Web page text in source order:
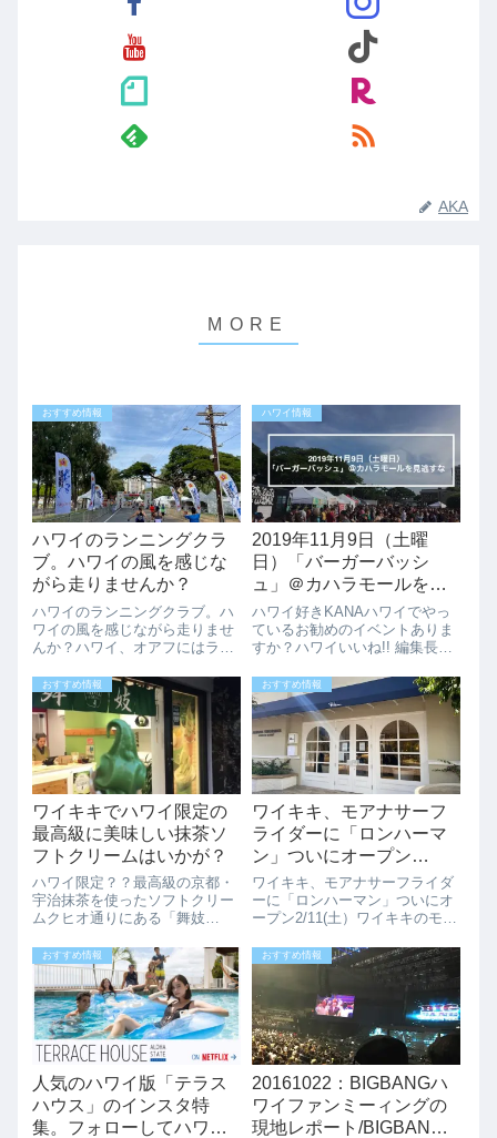
AKA
おすすめ情報
ハワイのランニングクラ
ブ。ハワイの風を感じな
がら走りませんか？
ハワイのランニングクラブ。ハ
ワイの風を感じながら走りませ
んか？ハワイ、オアフにはラン
す。ハワイのランナーと一緒に
ハワイを走ることができます。
今回はホノルルマラソンに向け
たランニングクリニックの
Honolulu M...
ハワイ情報
2019年11月9日（土曜
日）「バーガーバッシ
ュ」＠カハラモールを見
逃すな
ハワイ好きKANAハワイでやっ
ているお勧めのイベントありま
すか？ハワイいいね!! 編集長
ルで、ハンバーガーのイベント
やってますよ。ローカルが多く
集まるイベントになりそうなの
で是非チェックしてみてくださ
い。20...
おすすめ情報
ワイキキでハワイ限定の
最高級に美味しい抹茶ソ
フトクリームはいかが？
ハワイ限定？？最高級の京都・
宇治抹茶を使ったソフトクリー
ムクヒオ通りにある「舞妓
は、最高級の京都・宇治抹茶を
使ったソフトクリームが食べら
れちゃいます。ハワイに来た
ら、パイナップルのソフトクリ
ームもい...
おすすめ情報
ワイキキ、モアナサーフ
ライダーに「ロンハーマ
ン」ついにオープン
2/11(土）
ワイキキ、モアナサーフライダ
ーに「ロンハーマン」ついにオ
ープン2/11(土）ワイキキのモア
ニア発のセレクトショップ「ロ
ンハーマン」がついにオープン
します。2/11(土) 12PMにオープ
ンです。昨日は店舗の中では...
おすすめ情報
人気のハワイ版「テラス
ハウス」のインスタ特
集。フォローしてハワイ
おすすめ情報
20161022：BIGBANGハ
ワイファンミーィングの
現地レポート/BIGBANG